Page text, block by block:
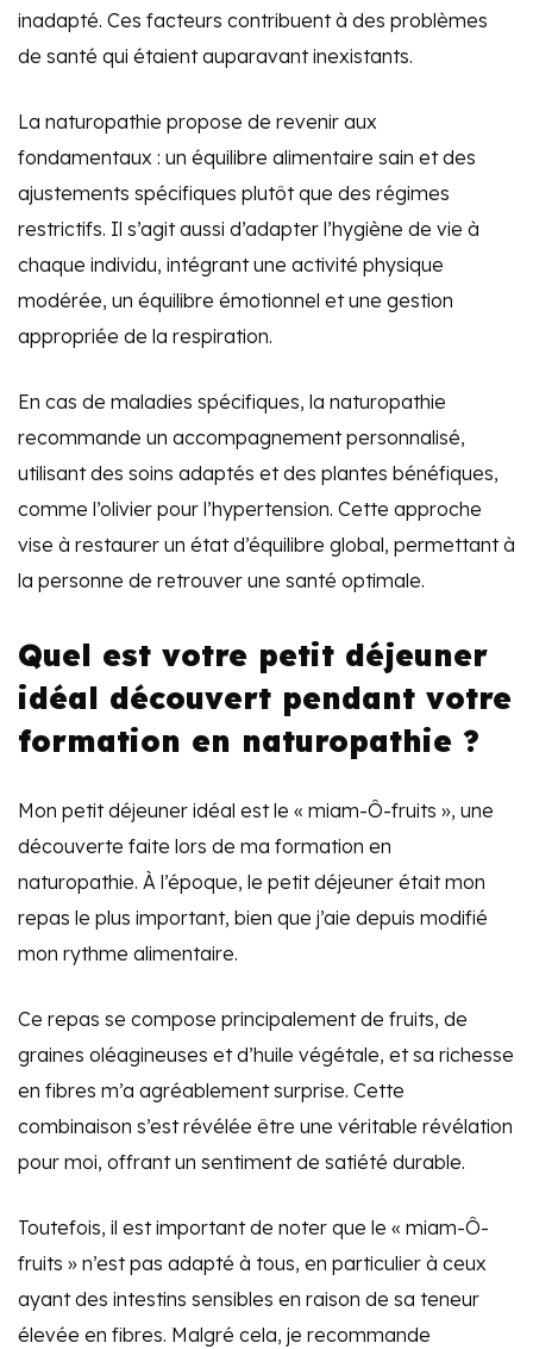
inadapté. Ces facteurs contribuent à des problèmes
de santé qui étaient auparavant inexistants.
La naturopathie propose de revenir aux
fondamentaux : un équilibre alimentaire sain et des
ajustements spécifiques plutôt que des régimes
restrictifs. Il s’agit aussi d’adapter l’hygiène de vie à
chaque individu, intégrant une activité physique
modérée, un équilibre émotionnel et une gestion
appropriée de la respiration.
En cas de maladies spécifiques, la naturopathie
recommande un accompagnement personnalisé,
utilisant des soins adaptés et des plantes bénéfiques,
comme l’olivier pour l’hypertension. Cette approche
vise à restaurer un état d’équilibre global, permettant à
la personne de retrouver une santé optimale.
Quel est votre petit déjeuner
idéal découvert pendant votre
formation en naturopathie ?
Mon petit déjeuner idéal est le « miam-Ô-fruits », une
découverte faite lors de ma formation en
naturopathie. À l’époque, le petit déjeuner était mon
repas le plus important, bien que j’aie depuis modifié
mon rythme alimentaire.
Ce repas se compose principalement de fruits, de
graines oléagineuses et d’huile végétale, et sa richesse
en fibres m’a agréablement surprise. Cette
combinaison s’est révélée être une véritable révélation
pour moi, offrant un sentiment de satiété durable.
Toutefois, il est important de noter que le « miam-Ô-
fruits » n’est pas adapté à tous, en particulier à ceux
ayant des intestins sensibles en raison de sa teneur
élevée en fibres. Malgré cela, je recommande